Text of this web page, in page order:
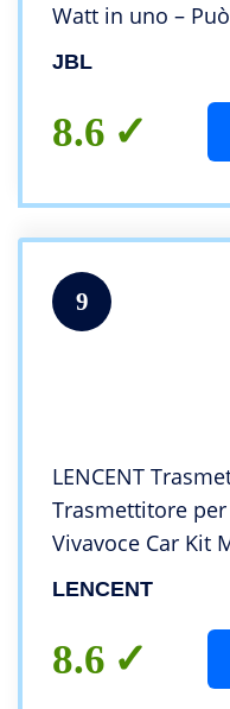
Watt in uno –
accanto ad essa
JBL
8.6
9
LENCENT
Trasmettitore
Vivavoce Car Kit
Caricabatterie
LENCENT
8.6